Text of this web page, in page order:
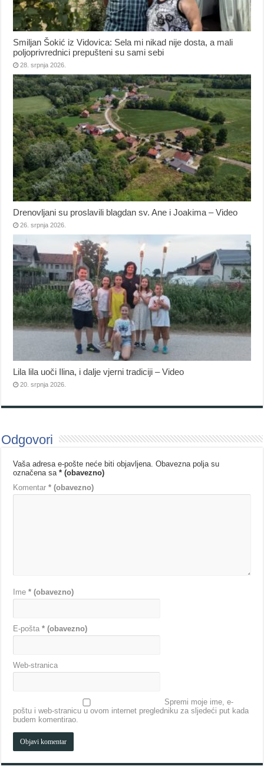
Smiljan Šokić iz Vidovica: Sela mi nikad nije dosta, a mali
poljoprivrednici prepušteni su sami sebi
28. srpnja 2026.
Drenovljani su proslavili blagdan sv. Ane i Joakima – Video
26. srpnja 2026.
Lila lila uoči Ilina, i dalje vjerni tradiciji – Video
20. srpnja 2026.
Odgovori
Vaša adresa e-pošte neće biti objavljena. Obavezna polja su
označena sa* (obavezno)
Komentar* (obavezno)
Ime* (obavezno)
E-pošta* (obavezno)
Web-stranica
Spremi moje ime, e-
poštu i web-stranicu u ovom internet pregledniku za sljedeći put kada
budem komentirao.